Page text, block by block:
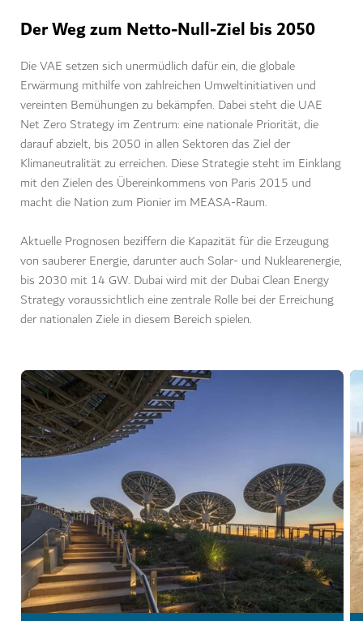
Der Weg zum Netto-Null-Ziel bis 2050
Die VAE setzen sich unermüdlich dafür ein, die globale
Erwärmung mithilfe von zahlreichen Umweltinitiativen und
vereinten Bemühungen zu bekämpfen. Dabei steht die UAE
Net Zero Strategy im Zentrum: eine nationale Priorität, die
darauf abzielt, bis 2050 in allen Sektoren das Ziel der
Klimaneutralität zu erreichen. Diese Strategie steht im Einklang
mit den Zielen des Übereinkommens von Paris 2015 und
macht die Nation zum Pionier im MEASA-Raum.
Aktuelle Prognosen beziffern die Kapazität für die Erzeugung
von sauberer Energie, darunter auch Solar- und Nuklearenergie,
bis 2030 mit 14 GW. Dubai wird mit der Dubai Clean Energy
Strategy voraussichtlich eine zentrale Rolle bei der Erreichung
der nationalen Ziele in diesem Bereich spielen.